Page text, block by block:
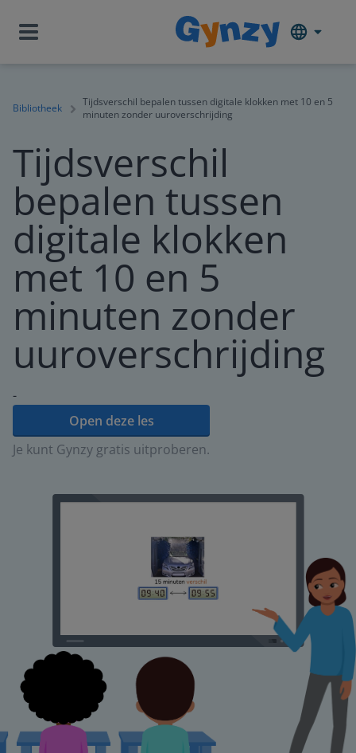
Bibliotheek
Tijdsverschil bepalen tussen digitale klokken met 10 en 5
minuten zonder uuroverschrijding
Tijdsverschil
bepalen tussen
digitale klokken
met 10 en 5
minuten zonder
uuroverschrijding
-
Open deze les
Je kunt Gynzy gratis uitproberen.